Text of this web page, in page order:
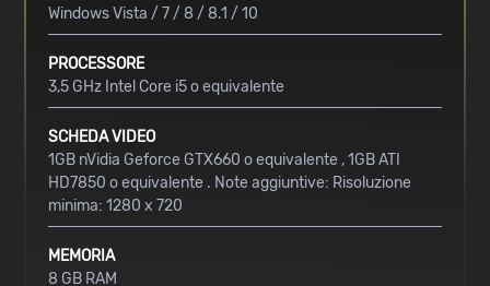
Windows Vista / 7 / 8 / 8.1 / 10
PROCESSORE
3,5 GHz Intel Core i5 o equivalente
SCHEDA VIDEO
1GB nVidia Geforce GTX660 o equivalente , 1GB ATI
HD7850 o equivalente . Note aggiuntive: Risoluzione
minima: 1280 x 720
MEMORIA
8 GB RAM